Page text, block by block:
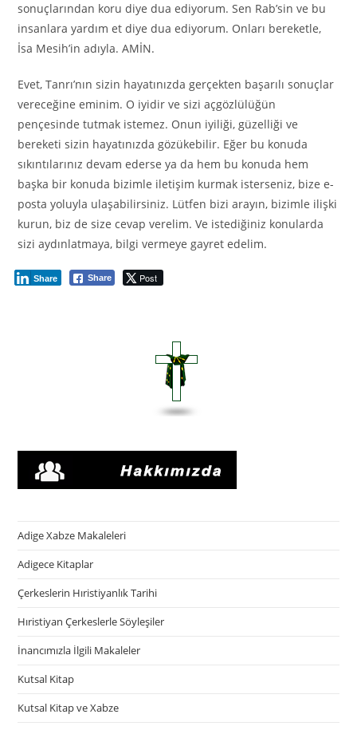
sonuçlarından koru diye dua ediyorum. Sen Rab’sin ve bu
insanlara yardım et diye dua ediyorum. Onları bereketle,
İsa Mesih’in adıyla. AMİN.
Evet, Tanrı’nın sizin hayatınızda gerçekten başarılı sonuçlar
vereceğine eminim. O iyidir ve sizi açgözlülüğün
pençesinde tutmak istemez. Onun iyiliği, güzelliği ve
bereketi sizin hayatınızda gözükebilir. Eğer bu konuda
sıkıntılarınız devam ederse ya da hem bu konuda hem
başka bir konuda bizimle iletişim kurmak isterseniz, bize e-
posta yoluyla ulaşabilirsiniz. Lütfen bizi arayın, bizimle ilişki
kurun, biz de size cevap verelim. Ve istediğiniz konularda
sizi aydınlatmaya, bilgi vermeye gayret edelim.
Share Post
Share
Adige Xabze Makaleleri
Adigece Kitaplar
Çerkeslerin Hıristiyanlık Tarihi
Hıristiyan Çerkeslerle Söyleşiler
İnancımızla İlgili Makaleler
Kutsal Kitap
Kutsal Kitap ve Xabze